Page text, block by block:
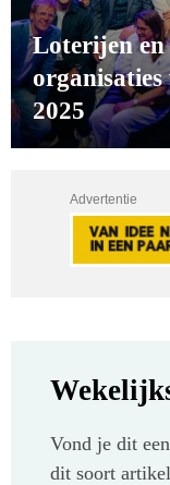
Loterijen
2025
Advertentie
Vond je dit
dit soort